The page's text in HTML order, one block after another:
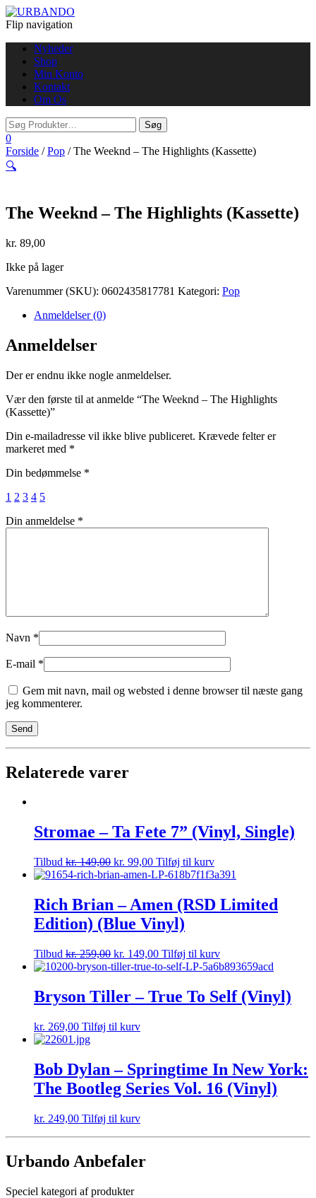
Flip navigation
Nyheder
Shop
Min Konto
Kontakt
Om Os
0
Forside /Pop / The Weeknd – The Highlights (Kassette)
🔍
The Weeknd – The Highlights (Kassette)
kr. 89,00
Ikke på lager
Varenummer (SKU): 0602435817781 Kategori: Pop
Anmeldelser (0)
Anmeldelser
Der er endnu ikke nogle anmeldelser.
Vær den første til at anmelde “The Weeknd – The Highlights
(Kassette)”
Din e-mailadresse vil ikke blive publiceret. Krævede felter er
markeret med *
Din bedømmelse *
1 2 3 4 5
Din anmeldelse *
Navn *
E-mail *
Gem mit navn, mail og websted i denne browser til næste gang
jeg kommenterer.
Relaterede varer
Stromae – Ta Fete 7” (Vinyl, Single)
Tilbud kr.149,00 kr. 99,00 Tilføj til kurv
Rich Brian – Amen (RSD Limited
Edition) (Blue Vinyl)
Tilbud kr.259,00 kr. 149,00 Tilføj til kurv
Bryson Tiller – True To Self (Vinyl)
kr. 269,00 Tilføj til kurv
Bob Dylan – Springtime In New York:
The Bootleg Series Vol. 16 (Vinyl)
kr. 249,00 Tilføj til kurv
Urbando Anbefaler
Speciel kategori af produkter